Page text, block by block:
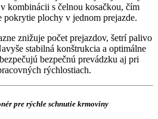
kombinácii s čelnou kosačkou, čím
pokrytie plochy v jednom prejazde.
znižuje počet prejazdov, šetrí palivo
stabilná konštrukcia a optimálne
bezpečnú prevádzku aj pri
rýchlostiach.
pre rýchle schnutie krmoviny